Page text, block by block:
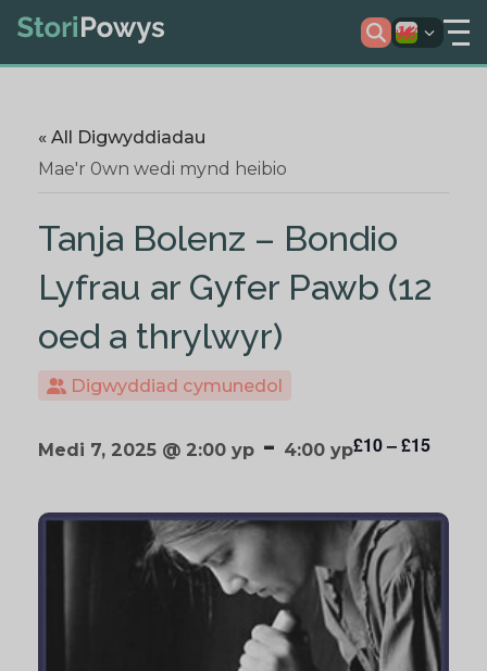
« All Digwyddiadau
Mae'r 0wn wedi mynd heibio
Tanja Bolenz – Bondio
Lyfrau ar Gyfer Pawb (12
oed a thrylwyr)
Digwyddiad cymunedol
Medi 7, 2025 @ 2:00 yp - 4:00 yp£10 – £15